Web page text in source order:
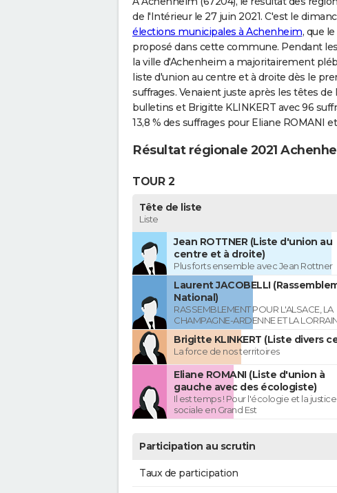
de l'Intérieur le 27 juin 2021. C'est le
élections municipales à Achenheim, que
proposé dans cette commune. Pendant
la ville d'Achenheim a majoritairement
liste d'union au centre et à droite dès le
suffrages. Venaient juste après les têtes de
bulletins et Brigitte KLINKERT avec 96
13,8 % des suffrages pour Eliane ROMANI
Résultat régionale 2021
TOUR 2
Tête de liste
Liste
Jean ROTTNER (Liste d'union au
centre et à droite)
Plus forts ensemble avec Jean Rottner
Laurent JACOBELLI
National)
RASSEMBLEMENT POUR L'ALSACE, LA
CHAMPAGNE-ARDENNE ET LA
Brigitte KLINKERT (Liste divers
La force de nos territoires
Eliane ROMANI (Liste d'union à
gauche avec des écologiste)
Il est temps ! Pour l'écologie et la justice
sociale en Grand Est
Participation au scrutin
Taux de participation